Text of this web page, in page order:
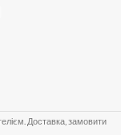
гелієм. Доставка, замовити